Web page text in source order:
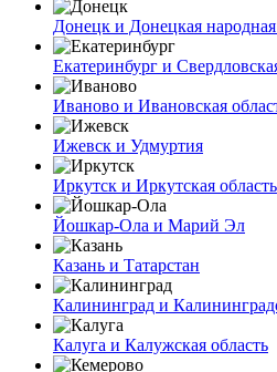
Донецк и Донецкая
Екатеринбург и
Иваново и Ивановская
Ижевск и Удмуртия
Иркутск и Иркутская область
Йошкар-Ола и Марий Эл
Казань и Татарстан
Калининград и
Калуга и Калужская область